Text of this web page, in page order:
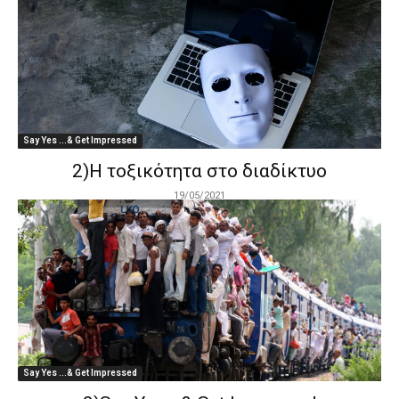
Say Yes ...& Get Impressed
2)Η τοξικότητα στο διαδίκτυο
19/05/2021
Say Yes ...& Get Impressed